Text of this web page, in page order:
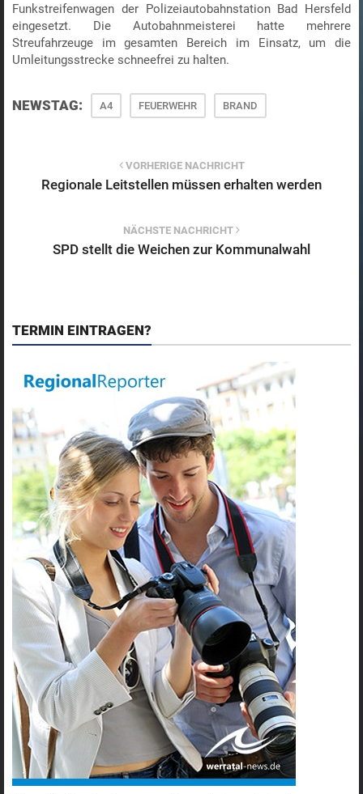
Funkstreifenwagen der Polizeiautobahnstation Bad Hersfeld
eingesetzt. Die Autobahnmeisterei hatte mehrere
Streufahrzeuge im gesamten Bereich im Einsatz, um die
Umleitungsstrecke schneefrei zu halten.
NEWSTAG: A4 FEUERWEHR BRAND
VORHERIGE NACHRICHT
Regionale Leitstellen müssen erhalten werden
NÄCHSTE NACHRICHT
SPD stellt die Weichen zur Kommunalwahl
TERMIN EINTRAGEN?